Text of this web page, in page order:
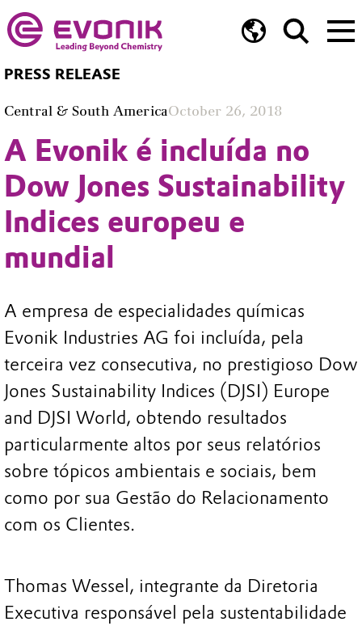
PRESS RELEASE
Central & South AmericaOctober 26, 2018
A Evonik é incluída no
Dow Jones Sustainability
Indices europeu e
mundial
A empresa de especialidades químicas
Evonik Industries AG foi incluída, pela
terceira vez consecutiva, no prestigioso Dow
Jones Sustainability Indices (DJSI) Europe
and DJSI World, obtendo resultados
particularmente altos por seus relatórios
sobre tópicos ambientais e sociais, bem
como por sua Gestão do Relacionamento
com os Clientes.
Thomas Wessel, integrante da Diretoria
Executiva responsável pela sustentabilidade